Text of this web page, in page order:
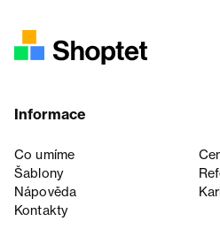
Informace
Co umíme
Šablony
Nápověda
Kontakty